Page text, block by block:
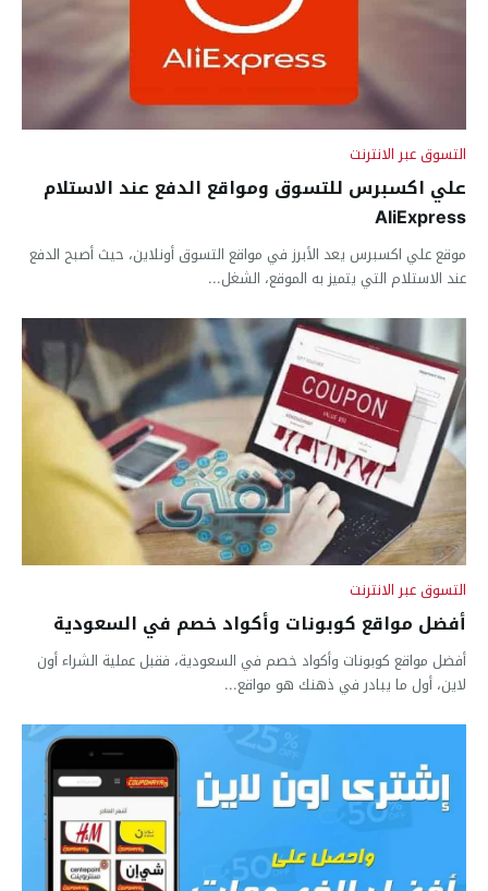
التسوق عبر الانترنت
علي اكسبرس للتسوق ومواقع الدفع عند الاستلام
AliExpress
موقع علي اكسبرس يعد الأبرز في مواقع التسوق أونلاين، حيث أصبح الدفع
عند الاستلام التي يتميز به الموقع، الشغل...
التسوق عبر الانترنت
أفضل مواقع كوبونات وأكواد خصم في السعودية
أفضل مواقع كوبونات وأكواد خصم في السعودية، فقبل عملية الشراء أون
لاين، أول ما يبادر في ذهنك هو مواقع...